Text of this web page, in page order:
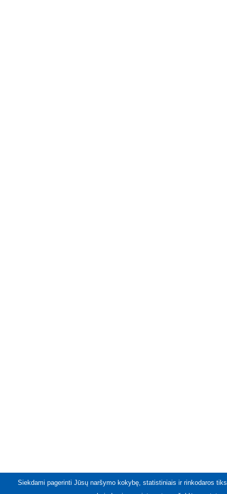
Siekdami pagerinti Jūsų naršymo kokybę, statistiniais ir rinkodaros